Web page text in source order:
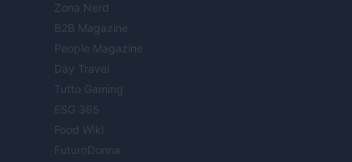
Zona Nerd
B2B Magazine
People Magazine
Day Travel
Tutto Gaming
ESG 365
Food Wiki
FuturoDonna